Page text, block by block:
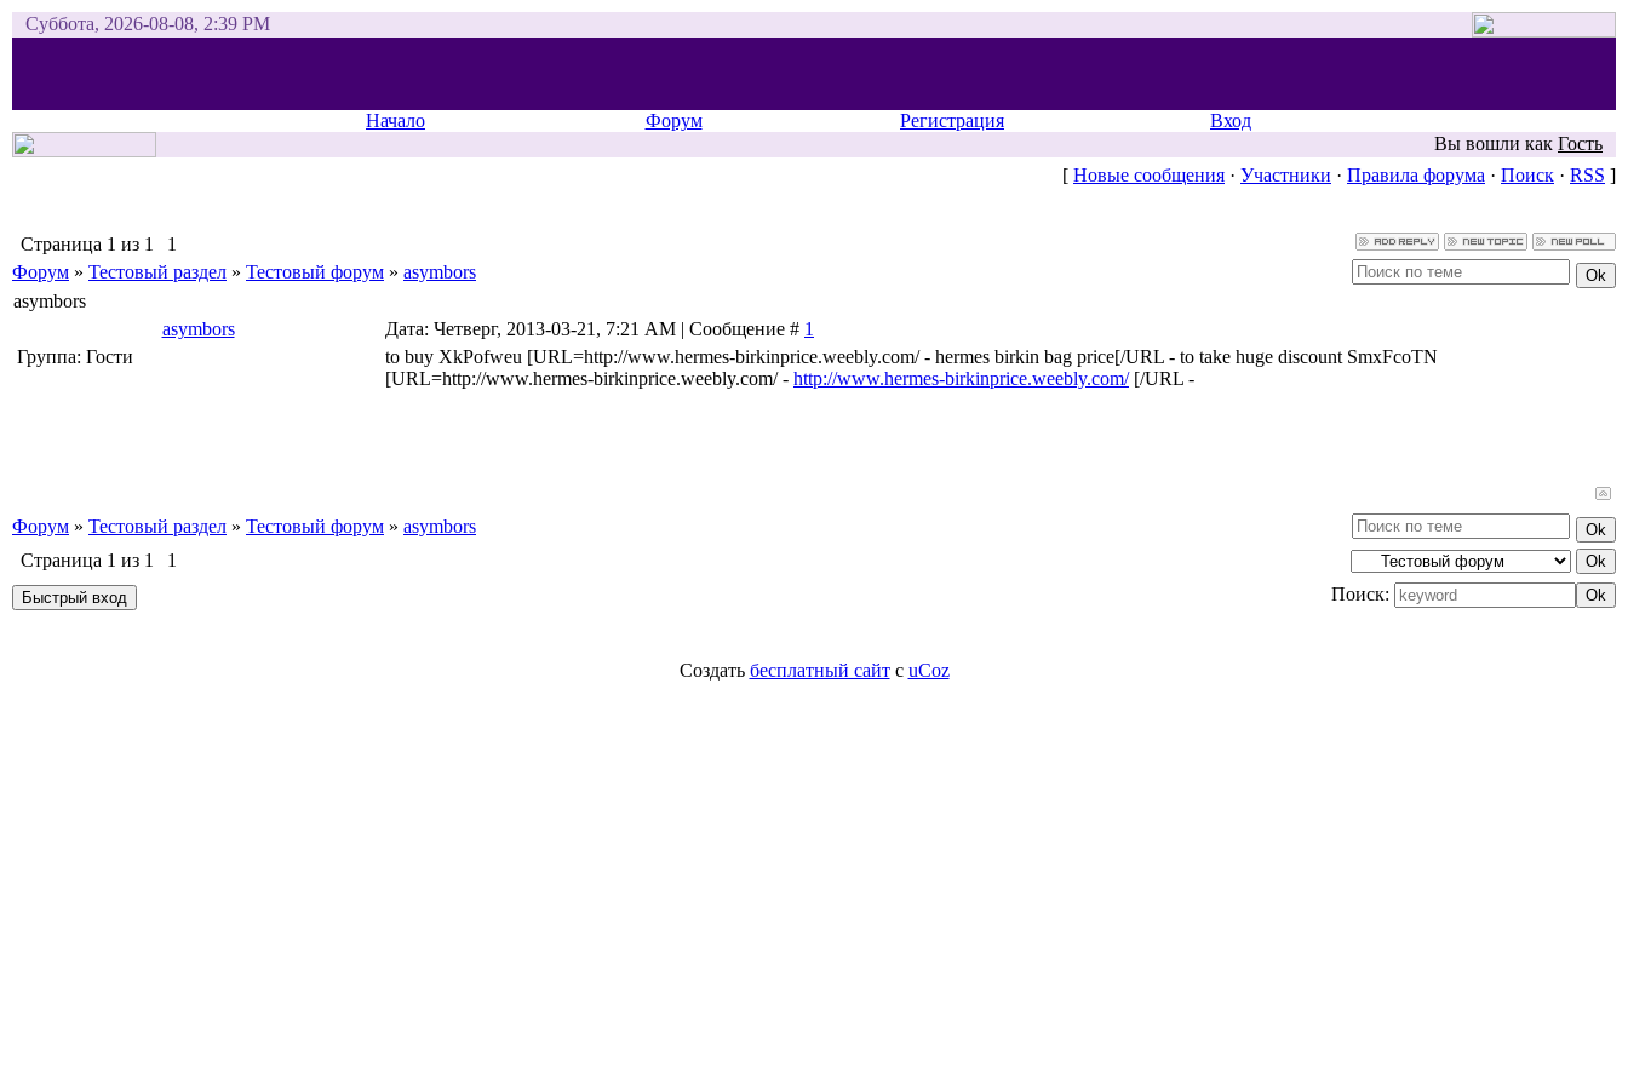
Суббота, 2026-08-08, 2:39 PM
Начало Форум Регистрация
Вход
Вы вошли как Гость
[ Новые сообщения · Участники · Правила форума · Поиск · RSS ]
Страница 1 из 1
1
Форум » Тестовый раздел » Тестовый форум » asymbors
asymbors
asymbors
Дата: Четверг, 2013-03-21, 7:21 AM | Сообщение # 1
Группа: Гости
to buy XkPofweu [URL=http://www.hermes-birkinprice.weebly.com/ - hermes birkin bag price[/URL - to take huge discount SmxFcoTN
[URL=http://www.hermes-birkinprice.weebly.com/ - http://www.hermes-birkinprice.weebly.com/[/URL -
Форум » Тестовый раздел » Тестовый форум » asymbors
Страница 1 из 1
1
Поиск:
Создать бесплатный сайтс uCoz